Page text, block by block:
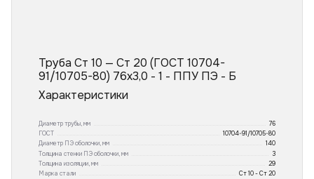
Труба Ст 10 — Ст 20 (ГОСТ 10704-
91/10705-80) 76x3,0 - 1 - ППУ ПЭ - Б
Характеристики
Диаметр трубы, мм
76
ГОСТ
10704-91/10705-80
Диаметр ПЭ оболочки, мм
140
Толщина стенки ПЭ оболочки, мм
3
Толщина изоляции, мм
29
Марка стали
Ст 10 - Ст 20